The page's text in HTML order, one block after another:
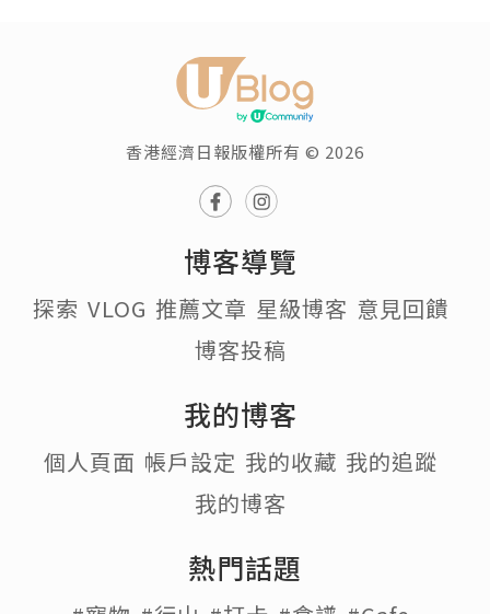
香港經濟日報版權所有 © 2026
博客導覽
探索 VLOG 推薦文章 星級博客 意見回饋
博客投稿
我的博客
個人頁面 帳戶設定 我的收藏 我的追蹤
我的博客
熱門話題